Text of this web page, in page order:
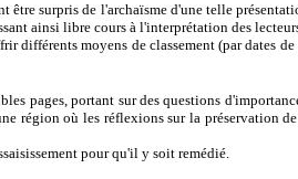
être surpris de l'archaïsme d'une telle
ainsi libre cours à l'interprétation des
moyens de classement (par dates
pages, portant sur des questions
région où les réflexions sur la préservation
pour qu'il y soit remédié.